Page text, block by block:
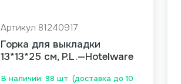
В наличии: 98 шт. (доставка до 10
Артикул 81240917
Горка для выкладки
13*13*25 см, P.L.—Hotelware